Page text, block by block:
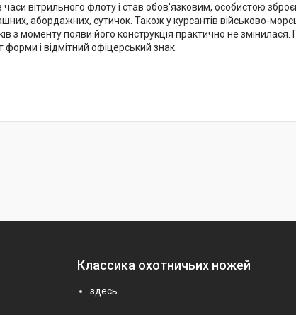
часи вітрильного флоту і став обов'язковим, особистою
абордажних, сутичок. Також у курсантів військово-
з моменту появи його конструкція практично не змінилася.
і відмітний офіцерський знак.
Классика охотничьих ножей
здесь